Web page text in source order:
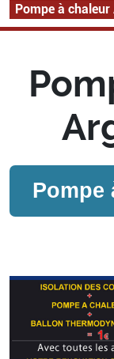
Pompe à
Pompe